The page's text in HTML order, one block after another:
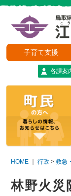
子育て支援
各課案
HOME ｜行政 >救急
林野火災